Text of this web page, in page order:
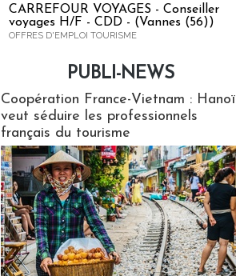
CARREFOUR VOYAGES - Conseiller
voyages H/F - CDD - (Vannes (56))
OFFRES D'EMPLOI TOURISME
PUBLI-NEWS
Coopération France-Vietnam : Hanoï
veut séduire les professionnels
français du tourisme